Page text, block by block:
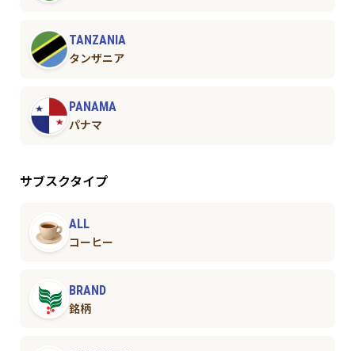
TANZANIA
タンザニア
PANAMA
パナマ
サブスクタイプ
ALL
コーヒー
BRAND
銘柄